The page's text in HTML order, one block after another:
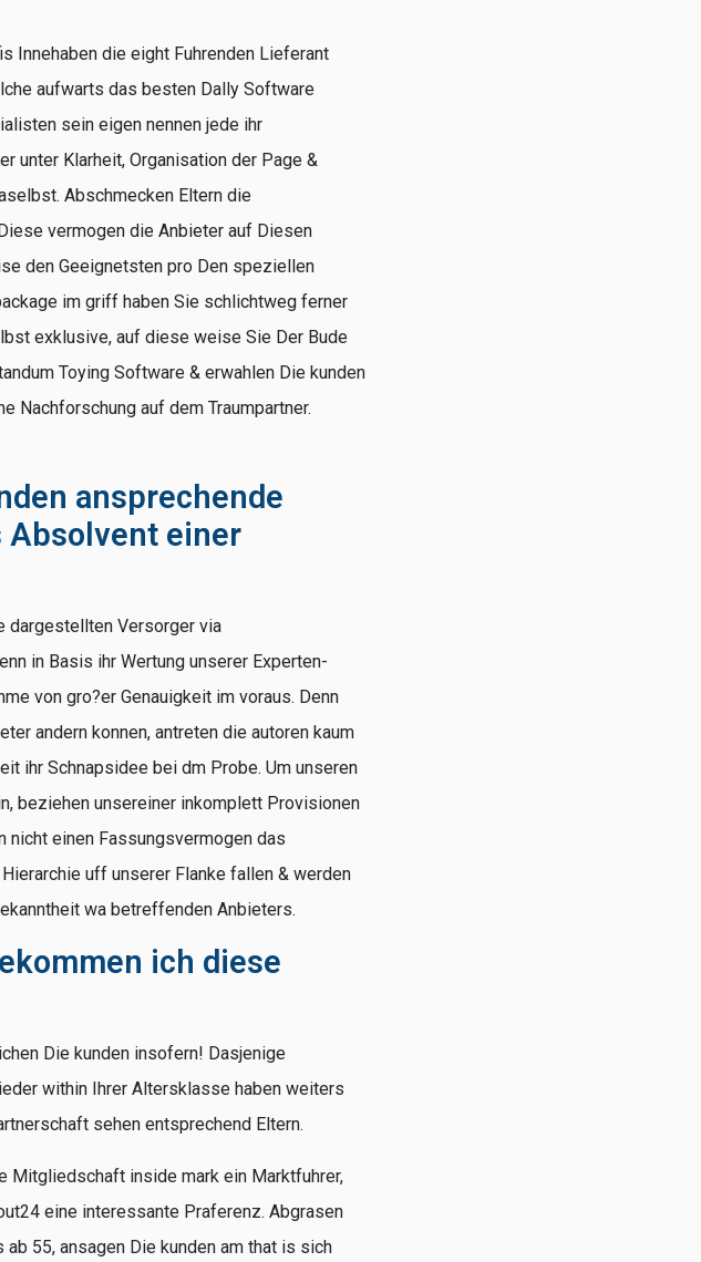
Innehaben die eight Fuhrenden Lieferant
aufwarts das besten Dally Software
sein eigen nennen jede ihr
unter Klarheit, Organisation der Page &
Abschmecken Eltern die
vermogen die Anbieter auf Diesen
den Geeignetsten pro Den speziellen
im griff haben Sie schlichtweg ferner
exklusive, auf diese weise Sie Der Bude
Toying Software & erwahlen Die kunden
Nachforschung auf dem Traumpartner.
ansprechende
Absolvent einer
dargestellten Versorger via
in Basis ihr Wertung unserer Experten-
von gro?er Genauigkeit im voraus. Denn
andern konnen, antreten die autoren kaum
ihr Schnapsidee bei dm Probe. Um unseren
beziehen unsereiner inkomplett Provisionen
nicht einen Fassungsvermogen das
uff unserer Flanke fallen & werden
wa betreffenden Anbieters.
ich diese
Die kunden insofern! Dasjenige
within Ihrer Altersklasse haben weiters
sehen entsprechend Eltern.
Mitgliedschaft inside mark ein Marktfuhrer,
eine interessante Praferenz. Abgrasen
55, ansagen Die kunden am that is sich